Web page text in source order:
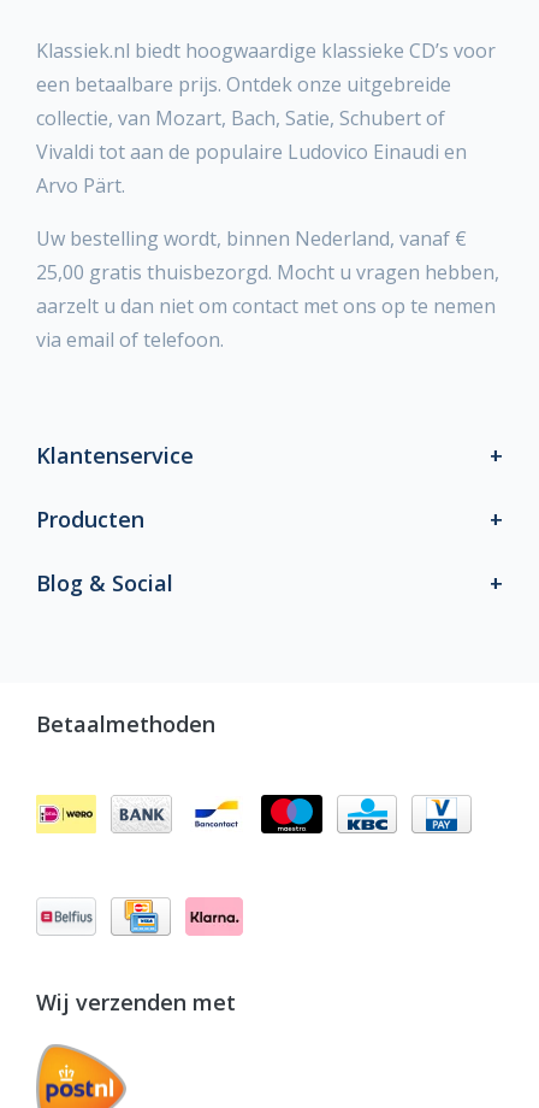
Klassiek.nl biedt hoogwaardige klassieke CD’s voor
een betaalbare prijs. Ontdek onze uitgebreide
collectie, van Mozart, Bach, Satie, Schubert of
Vivaldi tot aan de populaire Ludovico Einaudi en
Arvo Pärt.
Uw bestelling wordt, binnen Nederland, vanaf €
25,00 gratis thuisbezorgd. Mocht u vragen hebben,
aarzelt u dan niet om contact met ons op te nemen
via email of telefoon.
Klantenservice
Producten
Blog & Social
Betaalmethoden
Wij verzenden met